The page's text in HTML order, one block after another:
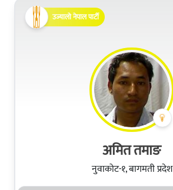
उज्यालो नेपाल पार्टी
अमित तमाङ
नुवाकोट-१, बागमती प्रदेश